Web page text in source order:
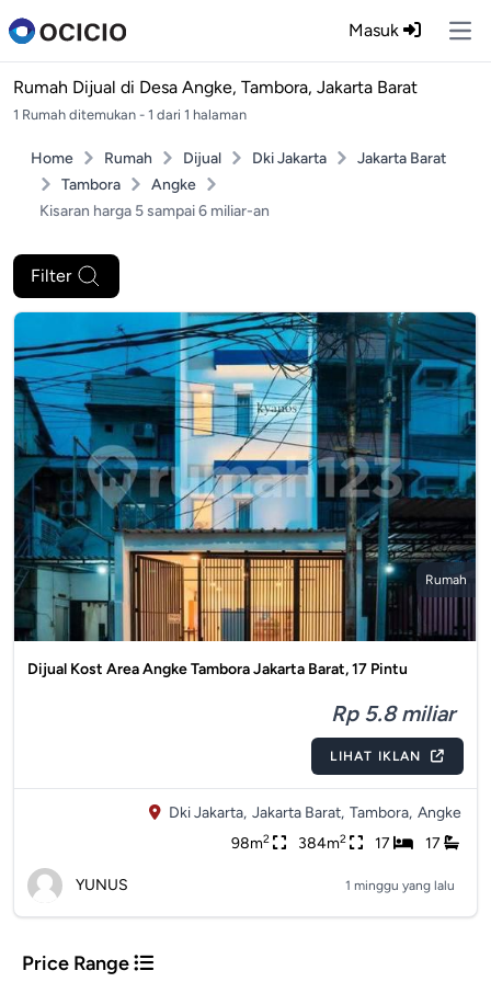
Masuk
Rumah Dijual di Desa Angke, Tambora, Jakarta Barat
1 Rumah ditemukan - 1 dari 1 halaman
Home Rumah Dijual Dki Jakarta
Jakarta Barat
Tambora
Angke
Kisaran harga 5 sampai 6 miliar-an
Filter
Rumah
Dijual Kost Area Angke Tambora Jakarta Barat, 17 Pintu
Rp 5.8 miliar
LIHAT IKLAN
Dki Jakarta, Jakarta Barat, Tambora, Angke
98m2 384m2 17 17
YUNUS 1 minggu yang lalu
Price Range